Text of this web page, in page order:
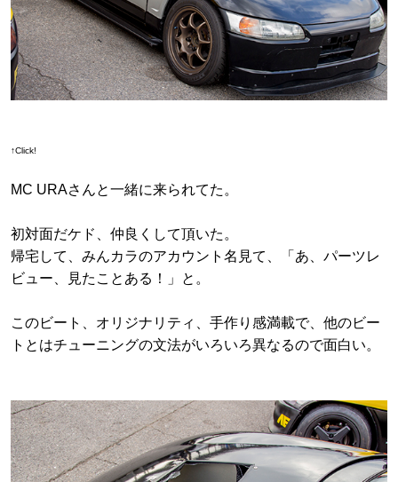
↑Click!
MC URAさんと一緒に来られてた。
初対面だケド、仲良くして頂いた。
帰宅して、みんカラのアカウント名見て、「あ、パーツレ
ビュー、見たことある！」と。
このビート、オリジナリティ、手作り感満載で、他のビー
トとはチューニングの文法がいろいろ異なるので面白い。